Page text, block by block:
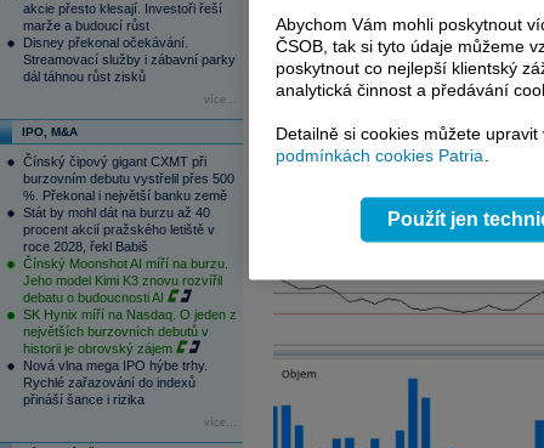
akcie přesto klesají. Investoři řeší
marže a budoucí růst
Disney překonal očekávání.
Streamovací služby i zábavní parky
dál táhnou růst zisků
více...
IPO, M&A
Čínský čipový gigant CXMT při
burzovním debutu vystřelil přes 500
%. Překonal i největší banku země
Stát by mohl dát na burzu až 40
procent akcií pražského letiště v
roce 2028, řekl Babiš
Čínský Moonshot AI míří na burzu.
Jeho model Kimi K3 znovu rozvířil
debatu o budoucnosti AI
SK Hynix míří na Nasdaq. O jeden z
největších burzovních debutů v
historii je obrovský zájem
Nová vlna mega IPO hýbe trhy.
Rychlé zařazování do indexů
přináší šance i rizika
více...
Abychom Vám mohli poskytnout
ČSOB, tak si tyto údaje můžeme
poskytnout co nejlepší klientský
analytická činnost a předávání
Detailně si cookies můžete
podmínkách cookies Patria.
Použít jen